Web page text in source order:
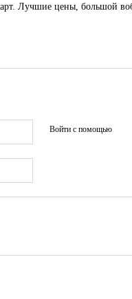
Лучшие цены, большой
Войти с помощью